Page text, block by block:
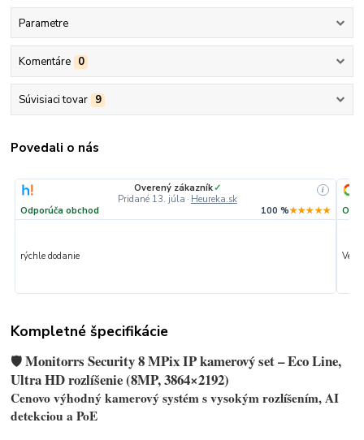
Parametre
Komentáre 0
Súvisiaci tovar 9
Povedali o nás
Overený zákazník✓
Pridané 13. júla · Heureka.sk
i
Odporúča obchod 100 %★★★★★
rýchle dodanie
Kompletné špecifikácie
🛡️Monitorrs Security 8 MPix IP kamerový set – Eco Line,
Ultra HD rozlíšenie (8MP, 3864×2192)
Cenovo výhodný kamerový systém s vysokým rozlíšením, AI
detekciou a PoE